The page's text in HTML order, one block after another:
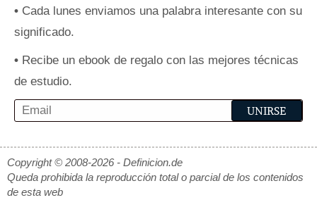
• Cada lunes enviamos una palabra interesante con su
significado.
• Recibe un ebook de regalo con las mejores técnicas
de estudio.
Copyright © 2008-2026 - Definicion.de
Queda prohibida la reproducción total o parcial de los contenidos
de esta web